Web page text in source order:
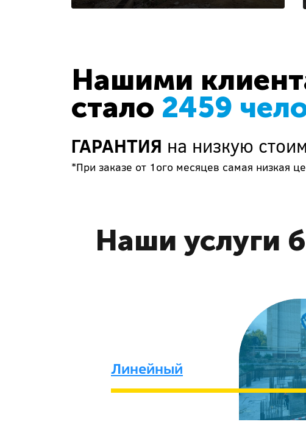
Нашими
стало 2459
ГАРАНТИЯ на низкую
*При заказе от 1ого месяцев самая низкая
Наши услуги
Линейный